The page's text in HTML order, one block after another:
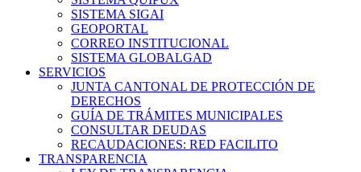
SISTEMA SIGAI
GEOPORTAL
CORREO INSTITUCIONAL
SISTEMA GLOBALGAD
SERVICIOS
JUNTA CANTONAL DE PROTECCIÓN DE
DERECHOS
GUÍA DE TRÁMITES MUNICIPALES
CONSULTAR DEUDAS
RECAUDACIONES: RED FACILITO
TRANSPARENCIA